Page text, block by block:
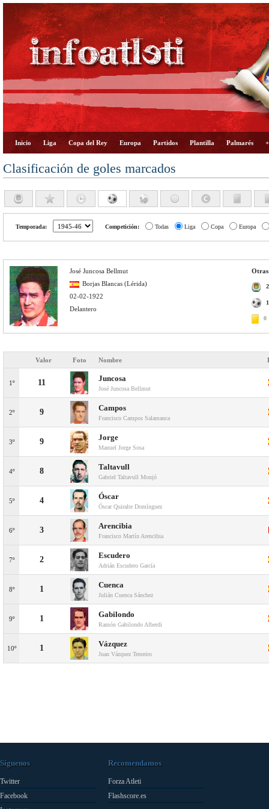
Inicio Liga Copa del Rey Europa Partidos Plantilla Palmarés
Clasificación de goles marcados
Temporada: Competición: Todas Liga Copa Europa
Otras
0
José Juncosa Bellmut
Borjas Blancas (Lérida)
02-02-1922
Delantero
Valor Foto Nombre
1º 11 Juncosa
José Juncosa Bellmut
2º 9 Campos
Francisco Campos Salamanca
3º 9 Jorge
Manuel Jorge Sosa
4º 8 Taltavull
Gabriel Taltavull Monjó
5º 4 Óscar
Óscar Quiralte Domínguez
6º 3 Arencibia
Francisco Martín Arencibia
7º 2 Escudero
Adrián Escudero García
8º 1 Cuenca
Julián Cuenca Sánchez
9º 1 Gabilondo
Ramón Gabilondo Alberdi
10º 1 Vázquez
Juan Vázquez Tenreiro
Síguenos
Twitter
Facebook
Recomendamos
Forza Atleti
Flashscore.es